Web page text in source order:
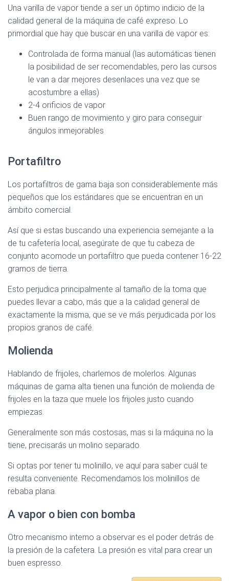
Ver en Amazon >
Una varilla de vapor tiende a ser un óptimo indicio de la
calidad general de la máquina de café expreso. Lo
primordial que hay que buscar en una varilla de vapor es:
Controlada de forma manual (las automáticas tienen
la posibilidad de ser recomendables, pero las cursos
le van a dar mejores desenlaces una vez que se
acostumbre a ellas)
2-4 orificios de vapor
Buen rango de movimiento y giro para conseguir
ángulos inmejorables
Portafiltro
Los portafiltros de gama baja son considerablemente más
pequeños que los estándares que se encuentran en un
ámbito comercial.
Así que si estas buscando una experiencia semejante a la
de tu cafetería local, asegúrate de que tu cabeza de
conjunto acomode un portafiltro que pueda contener 16-22
gramos de tierra.
Esto perjudica principalmente al tamaño de la toma que
puedes llevar a cabo, más que a la calidad general de
exactamente la misma, que se ve más perjudicada por los
propios granos de café.
Molienda
Hablando de frijoles, charlemos de molerlos. Algunas
máquinas de gama alta tienen una función de molienda de
frijoles en la taza que muele los frijoles justo cuando
empiezas.
Generalmente son más costosas, mas si la máquina no la
tiene, precisarás un molino separado.
Si optas por tener tu molinillo, ve aquí para saber cuál te
resulta conveniente. Recomendamos los molinillos de
rebaba plana.
A vapor o bien con bomba
Otro mecanismo interno a observar es el poder detrás de
la presión de la cafetera. La presión es vital para crear un
buen espresso.